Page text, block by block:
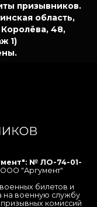
призывников.
область,
48,
1)
74-01-
и
службу
их